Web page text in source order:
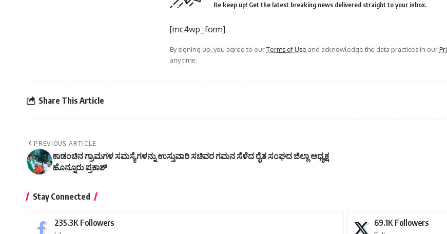
Be keep up! Get the latest breaking news delivered straight to your inbox.
[mc4wp_form]
By signing up, you agree to ourTerms of Use and acknowledge the data practices in our
any time.
Share This Article
PREVIOUS ARTICLE
ಕಾಡಂಚಿನ ಗ್ರಾಮಗಳ ಸಮಸ್ಯೆಗಳನ್ನು ಉಸ್ತುವಾರಿ ಸಚಿವರ ಗಮನ ಸೆಳೆದ ರೈತ ಸಂಘದ ಜಿಲ್ಲಾ ಅಧ್ಯಕ್ಷ
ಹೊನ್ನೂರು ಪ್ರಕಾಶ್
Stay Connected
235.3K Followers 69.1K Followers